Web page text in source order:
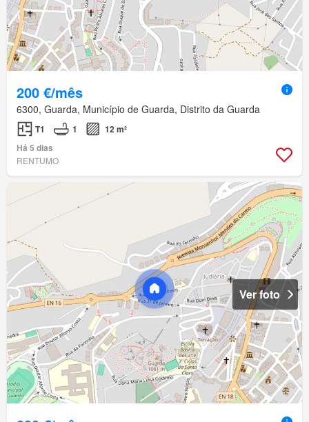
200 €/mês
6300, Guarda, Município de Guarda, Distrito da Guarda
T1 1
12 m²
Há 5 dias
RENTUMO
Ver foto